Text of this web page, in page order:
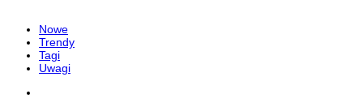
Nowe
Trendy
Tagi
Uwagi